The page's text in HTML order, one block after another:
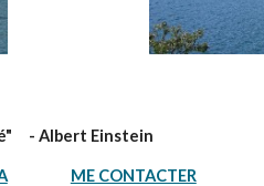
- Albert Einstein
ME CONTACTER